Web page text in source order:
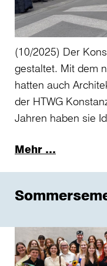
(10/2025) Der
gestaltet. Mit dem
hatten auch
der HTWG
Jahren haben sie
Mehr …